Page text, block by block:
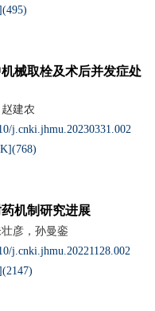
495)
械取栓及术后并发症处
建农
j.cnki.jhmu.20230331.002
K](768)
机制研究进展
彦，孙曼銮
j.cnki.jhmu.20221128.002
2147)